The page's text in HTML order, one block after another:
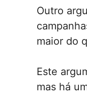
Outro
maior do
Este
mas há